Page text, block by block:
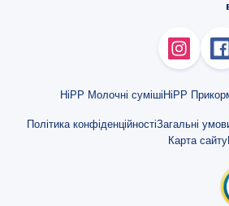
HiPP Молочні суміші HiPP
Політика конфіденційностіЗагальні
Карта сайту